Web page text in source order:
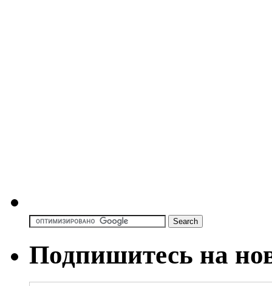
Подпишитесь на